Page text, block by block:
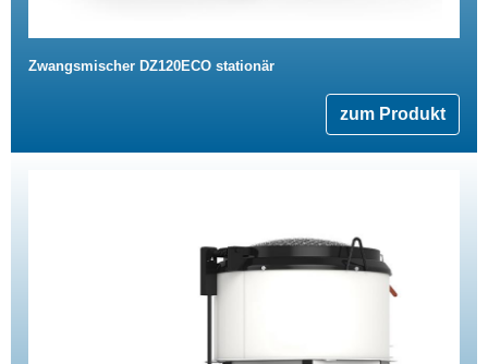
Zwangsmischer DZ120ECO stationär
zum Produkt